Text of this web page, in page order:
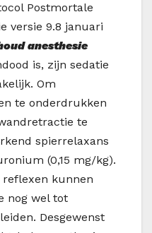
Postmortale
versie 9.8 januari
anesthesie
is, zijn sedatie
Om
te onderdrukken
te
spierrelaxans
(0,15 mg/kg).
reflexen kunnen
nog wel tot
Desgewenst